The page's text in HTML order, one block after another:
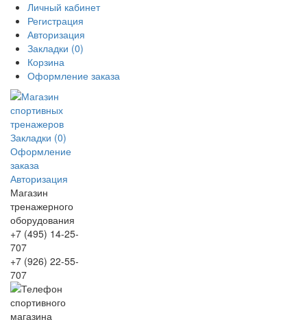
Личный кабинет
Регистрация
Авторизация
Закладки (0)
Корзина
Оформление заказа
Закладки (0)
Оформление
заказа
Авторизация
Магазин
тренажерного
оборудования
+7 (495) 14-25-
707
+7 (926) 22-55-
707